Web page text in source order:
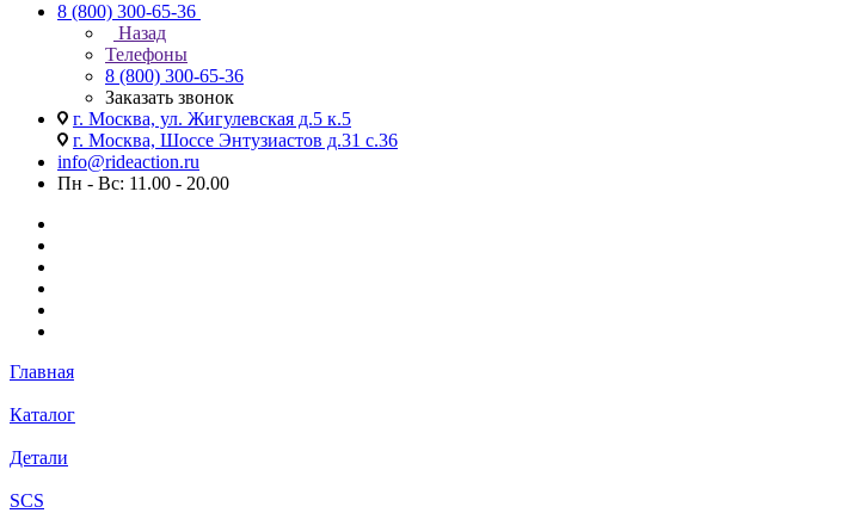
8 (800) 300-65-36
Назад
Телефоны
8 (800) 300-65-36
Заказать звонок
г. Москва, ул. Жигулевская д.5 к.5
г. Москва, Шоссе Энтузиастов д.31 с.36
info@rideaction.ru
Пн - Вс: 11.00 - 20.00
Главная
Каталог
Детали
SCS